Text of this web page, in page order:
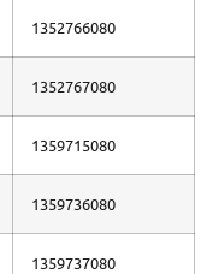
1352766080
1352767080
1359715080
1359736080
1359737080